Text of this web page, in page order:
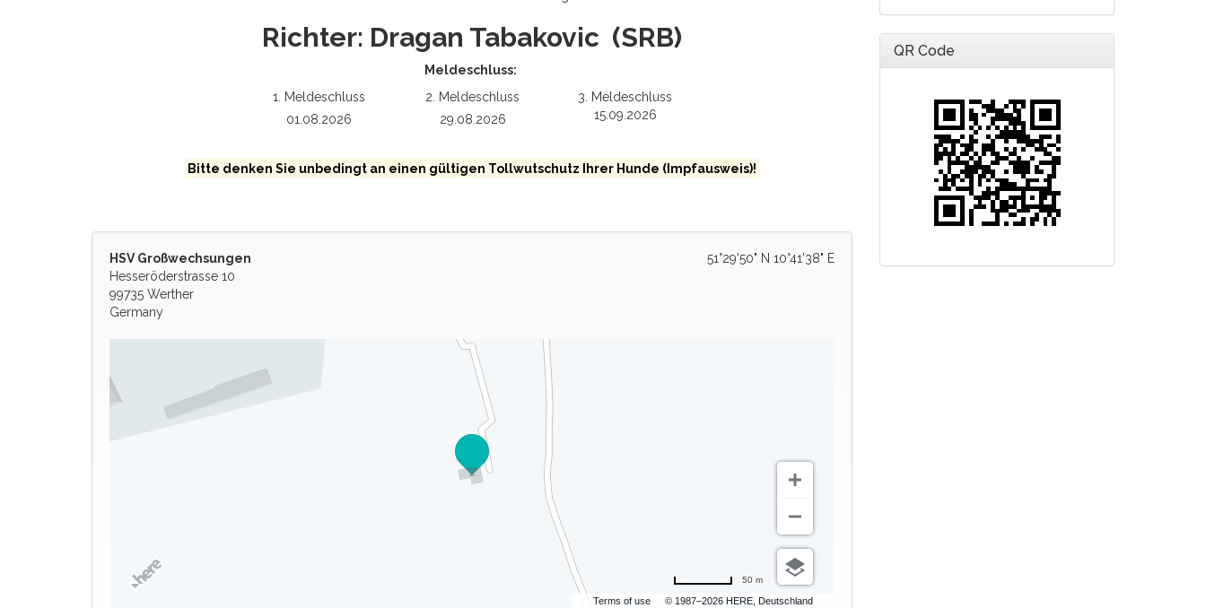
Richter: Dragan Tabakovic (SRB)
Meldeschluss:
1. Meldeschluss
2. Meldeschluss
3. Meldeschluss
01.08.2026
29.08.2026 15.09.2026
Bitte denken Sie unbedingt an einen gültigen Tollwutschutz Ihrer Hunde (Impfausweis)!
51°29'50" N 10°41'38" E
HSV Großwechsungen
Hesseröderstrasse 10
99735 Werther
Germany
Terms of use © 1987–2026 HERE, Deutschland
50 m
QR Code